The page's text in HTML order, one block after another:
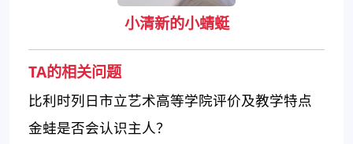
小清新的小蜻蜓
TA的相关问题
比利时列日市立艺术高等学院评价及教学特点
金蛙是否会认识主人？